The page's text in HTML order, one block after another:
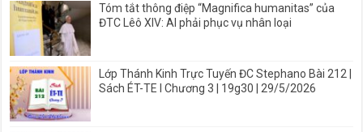
Tóm tắt thông điệp “Magnifica humanitas” của
ĐTC Lêô XIV: AI phải phục vụ nhân loại
Lớp Thánh Kinh Trực Tuyến ĐC Stephano Bài 212 |
Sách ÉT-TE I Chương 3 | 19g30 | 29/5/2026